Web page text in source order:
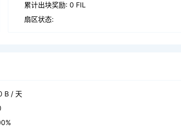
累计出块奖励: 0 FIL
扇区状态:
B / 天